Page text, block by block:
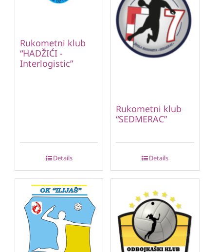
Rukometni klub
“HADŽIĆI -
Interlogistic”
Details
Rukometni klub
“SEDMERAC”
Details